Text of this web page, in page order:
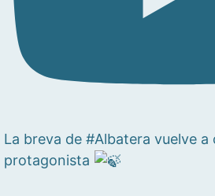
La breva de #Albatera vuelve
protagonista